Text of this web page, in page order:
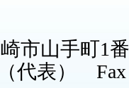
市山手町1
（代表） Fax